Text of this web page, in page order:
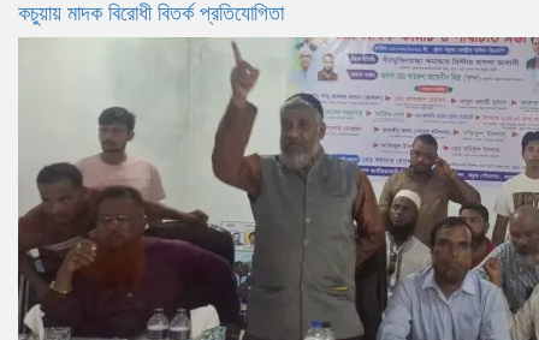
কচুয়ায় মাদক বিরোধী বিতর্ক প্রতিযোগিতা